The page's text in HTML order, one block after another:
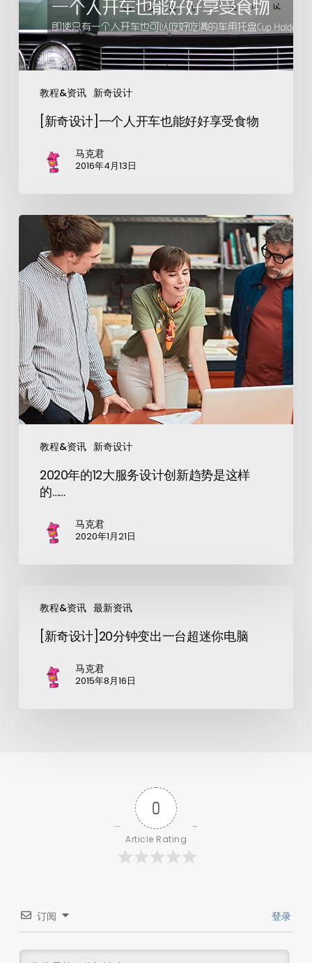
教程&资讯 新奇设计
[新奇设计]一个人开车也能好好享受食物
马克君
2016年4月13日
教程&资讯 新奇设计
2020年的12大服务设计创新趋势是这样
的……
马克君
2020年1月21日
教程&资讯 最新资讯
[新奇设计]20分钟变出一台超迷你电脑
马克君
2015年8月16日
0
Article Rating
订阅 登录